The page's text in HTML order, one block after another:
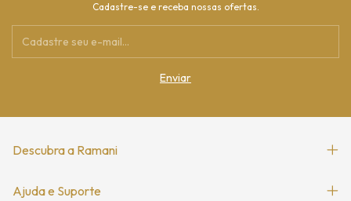
Cadastre-se e receba nossas ofertas.
Descubra a Ramani
Ajuda e Suporte